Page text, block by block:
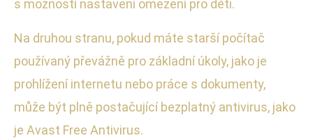
s možností nastavení omezení pro děti.
Na druhou stranu, pokud máte starší počítač
používaný převážně pro základní úkoly, jako je
prohlížení internetu nebo práce s dokumenty,
může být plně postačující bezplatný antivirus, jako
je Avast Free Antivirus.